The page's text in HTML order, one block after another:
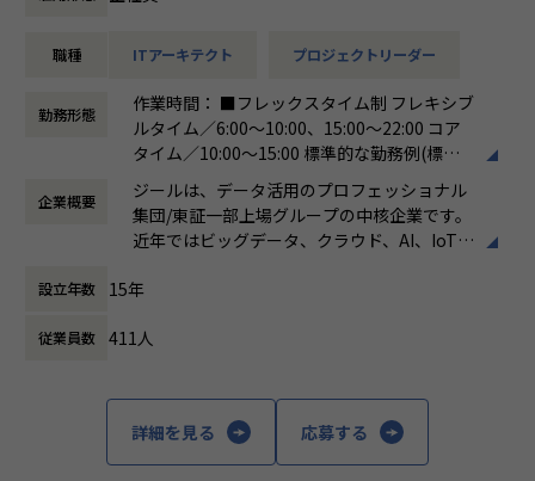
データーセンターやお客様拠点での夜間作業が発生する場合
・お客様環境とは別に、0-WAN独自の検証環境もあり、必要
に応じて利用することが出来ます。
・チームメンバーのバックグラウンドを活かして、多様な視
点から意見を出し、品質を高めています
◎ワークライフバランス
・平均残業時間は20h/月、案件によっては夜間作業などによ
り残業時間が多くなる場合もあります。深夜帯には加算があ
ります。
・コミュニケーションは主にSlackにて行い、必要に応じて
オンラインミーティングを行います。
◎募集部門の紹介
ゼロトラスト事業の拡大～立ち上げから1年とこれからの挑
●クライアントの要望に沿ったデータプラットフォームの企
きます。
く、DB、インフラ、プロジェクト管理、エンドユーザーと
のコミュニケーション能力など、幅広い経験に基づくスキル
アップ・キャリアアップが可能な環境です。
●エンドユーザー様と直接やり取りをする立場であり、要件
定義など上流工程に携われます。
適正に応じて、会社の指示する業務への異動を命じることが
職種 ITアーキテクト プロジェクトリーダー
勤務形態
作業時間： ■フレックスタイム制 フレキシブ
ルタイム／6:00～10:00、15:00～22:00 コア
タイム／10:00～15:00 標準的な勤務例(標準
労働時間)／9:00～18:00
働き方：フレックス制（コアタイムあり）
時間外労働の有無： 有（月平均19時間）
休憩時間： 60分
企業概要
ジールは、データ活用のプロフェッショナル
集団/東証一部上場グループの中核企業です。
近年ではビッグデータ、クラウド、AI、IoTを
する立場にスコープを拡張しています。
顧客の大半は大手企業となっており、30年以
■Mission：専門性と技術力、高度な分析ノ
設立年数 15年
従業員数 411人
詳細を見る 応募する